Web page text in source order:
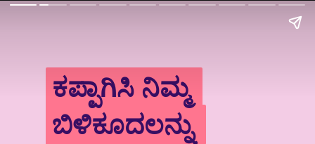
ಕಪ್ಪಾಗಿಸಿ ನಿಮ್ಮ
ಬಿಳಿಕೂದಲನ್ನು
ಕಪ್ಪಾಗಿಸಿ ನಿಮ್ಮ
ಬಿಳಿಕೂದಲನ್ನು